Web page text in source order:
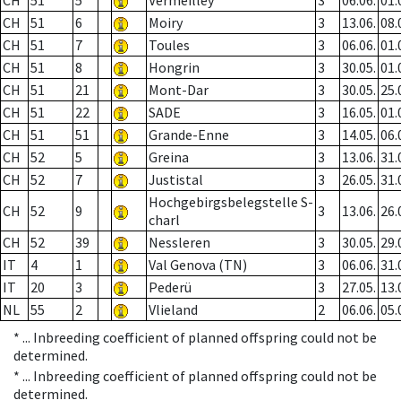
CH
51 6 Moiry 3 13.06.
CH
51 7 Toules 3 06.06.
CH
51 8 Hongrin 3 30.05.
CH
51 21 Mont-Dar 3 30.05.
CH
51 22 SADE 3 16.05.
CH
51 51 Grande-Enne 3 14.05.
CH
52 5 Greina 3 13.06.
CH
52 7 Justistal 3 26.05.
CH
52 9
Hochgebirgsbelegstelle S-
charl
3 13.06.
CH
52 39 Nessleren 3 30.05.
IT
4 1 Val Genova (TN) 3 06.06.
IT
20 3 Pederü 3 27.05.
NL 55 2 Vlieland 2 06.06.
* ... Inbreeding coefficient of planned offspring could not be
determined.
* ... Inbreeding coefficient of planned offspring could not be
determined.